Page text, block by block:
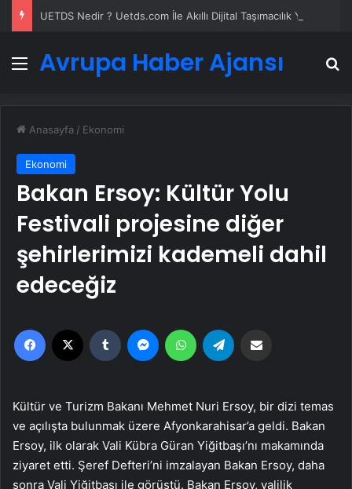
Menü
Avrupa Haber Ajansı
Anasayfa / Ekonomi
Ekonomi
Bakan Ersoy: Kültür Yolu
Festivali projesine diğer
şehirlerimizi kademeli dahil
edeceğiz
Facebook Tumblr MessengerWhatsApp
Kültür ve Turizm Bakanı Mehmet Nuri Ersoy, bir dizi temas
ve açılışta bulunmak üzere Afyonkarahisar’a geldi. Bakan
Ersoy, ilk olarak Vali Kübra Güran Yiğitbaşı’nı makamında
ziyaret etti. Şeref Defteri’ni imzalayan Bakan Ersoy, daha
sonra Vali Yiğitbaşı ile görüştü. Bakan Ersoy, valilik